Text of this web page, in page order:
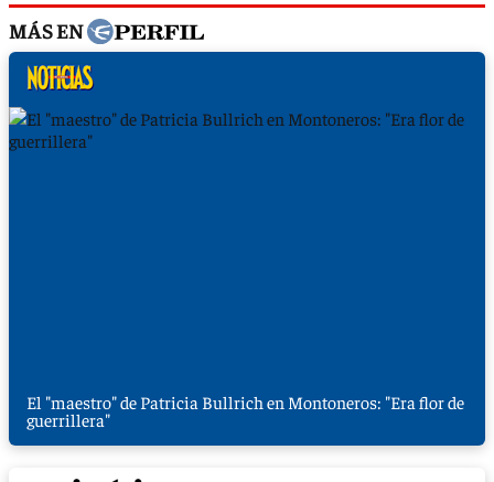
MÁS EN
El "maestro" de Patricia Bullrich en Montoneros: "Era flor de
guerrillera"